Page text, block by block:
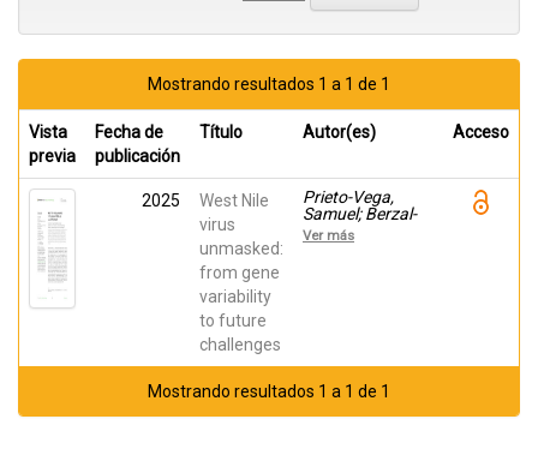
Mostrando resultados 1 a 1 de 1
Vista
previa
Fecha de
publicación
Título Autor(es) Acceso
2025
West Nile
virus
unmasked:
from gene
variability
to future
challenges
Prieto-Vega,
Samuel; Berzal-
Herranz, Alfredo;
Garrido, Juan
María
Ver más
Mostrando resultados 1 a 1 de 1